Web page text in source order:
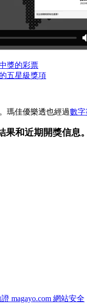
獎的彩票
五星級獎項
瑪佳優樂透也經過數字
和近期開獎信息。